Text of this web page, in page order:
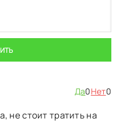
Да0Нет0
не стоит тратить на